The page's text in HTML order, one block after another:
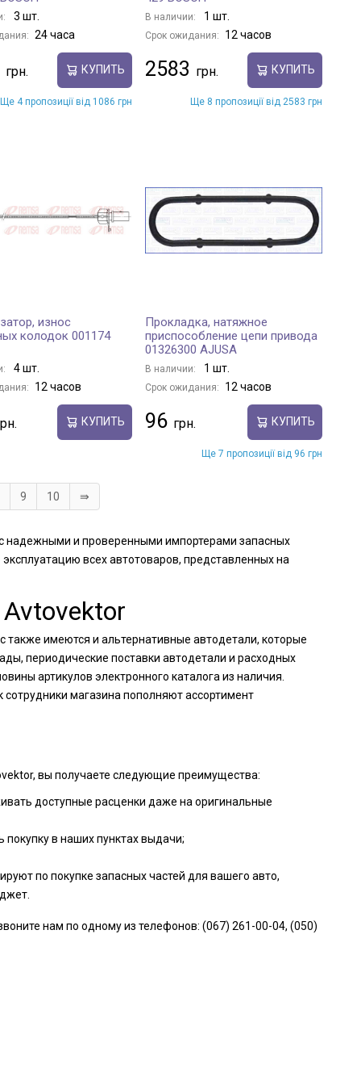
3 шт.
24 часа
КУПИТЬ
Ще 4 пропозиції від 1086 грн
В наличии: 1 шт.
Срок ожидания: 12 часов
2583 КУПИТЬ
Ще 8 пропозиції від 2583 грн
износ
колодок 001174
4 шт.
12 часов
КУПИТЬ
Прокладка, натяжное
приспособление цепи привода
01326300 AJUSA
В наличии: 1 шт.
Срок ожидания: 12 часов
96 КУПИТЬ
Ще 7 пропозиції від 96 грн
9 10 ⇛
надежными и проверенными импортерами запасных
всех автотоваров, представленных на
также имеются и альтернативные автодетали, которые
периодические поставки автодетали и расходных
артикулов электронного каталога из наличия.
магазина пополняют ассортимент
вы получаете следующие преимущества:
доступные расценки даже на оригинальные
в наших пунктах выдачи;
по покупке запасных частей для вашего авто,
нам по одному из телефонов: (067) 261-00-04, (050)